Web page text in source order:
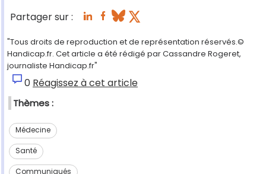
Partager sur :
"Tous droits de reproduction et de représentation réservés.©
Handicap.fr. Cet article a été rédigé par Cassandre Rogeret,
journaliste Handicap.fr"
0 Réagissez à cet article
Thèmes :
Médecine
Santé
Communiqués